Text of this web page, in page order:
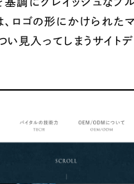
グ（代行支援）
ス
、ロゴの形にかけられた
い見入ってしまうサイトデ